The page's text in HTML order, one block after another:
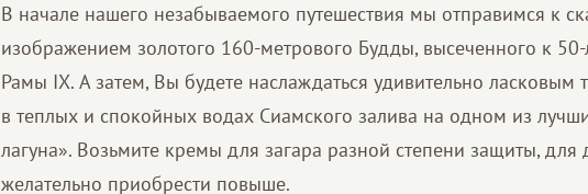
В начале нашего незабываемого путешествия мы отправимся к
изображением золотого 160-метрового Будды, высеченного к
Рамы IX. А затем, Вы будете наслаждаться удивительно ласковым
в теплых и спокойных водах Сиамского залива на одном из
лагуна». Возьмите кремы для загара разной степени защиты, для
желательно приобрести повыше.